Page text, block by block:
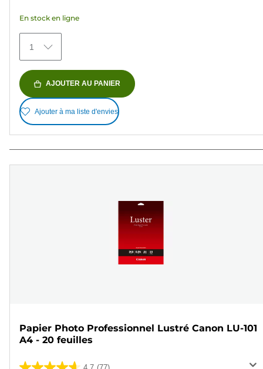
72
avis
En stock en ligne
1
AJOUTER AU PANIER
Ajouter à ma liste d'envies
Papier Photo Professionnel Lustré Canon LU-101
A4 - 20 feuilles